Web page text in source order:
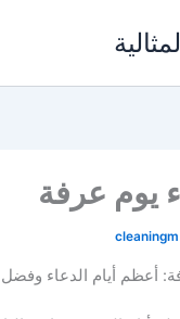
يوم عرفة
cleaningm
أعظم أيام الدعاء